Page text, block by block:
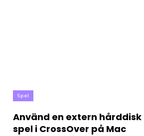
Spel
Använd en extern
spel i CrossOver på Mac